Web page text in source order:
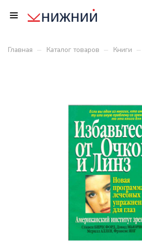
Главная – Каталог товаров – Книги –